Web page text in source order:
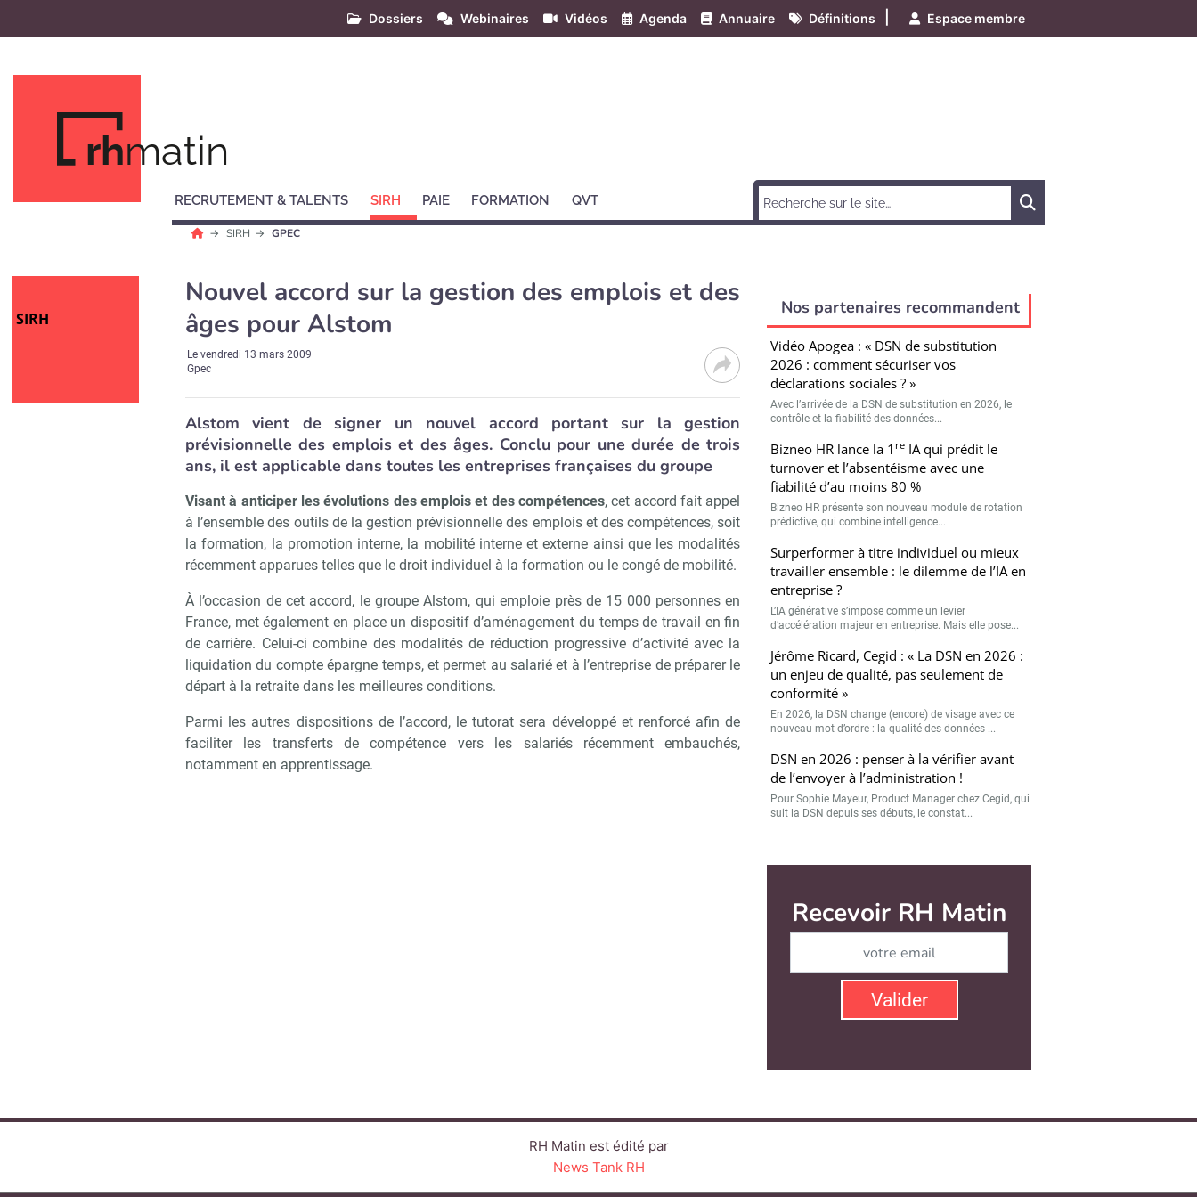
Dossiers Webinaires Vidéos Agenda Annuaire Définitions Espace membre
rhmatin
RECRUTEMENT & TALENTS SIRH PAIE FORMATION QVT
SIRH GPEC
SIRH
Nouvel accord sur la gestion des emplois et des
âges pour Alstom
Levendredi 13 mars 2009
Gpec
Alstom vient de signer un nouvel accord portant sur la gestion
prévisionnelle des emplois et des âges. Conclu pour une durée de trois
ans, il est applicable dans toutes les entreprises françaises du groupe
Visant à anticiper les évolutions des emplois et des compétences, cet accord fait appel
à l’ensemble des outils de la gestion prévisionnelle des emplois et des compétences, soit
la formation, la promotion interne, la mobilité interne et externe ainsi que les modalités
récemment apparues telles que le droit individuel à la formation ou le congé de mobilité.
À l’occasion de cet accord, le groupe Alstom, qui emploie près de 15 000 personnes en
France, met également en place un dispositif d’aménagement du temps de travail en fin
de carrière. Celui-ci combine des modalités de réduction progressive d’activité avec la
liquidation du compte épargne temps, et permet au salarié et à l’entreprise de préparer le
départ à la retraite dans les meilleures conditions.
Parmi les autres dispositions de l’accord, le tutorat sera développé et renforcé afin de
faciliter les transferts de compétence vers les salariés récemment embauchés,
notamment en apprentissage.
Nos partenaires recommandent
Vidéo Apogea : « DSN de substitution
2026 : comment sécuriser vos
déclarations sociales ? »
Avec l’arrivée de la DSN de substitution en 2026, le
contrôle et la fiabilité des données...
Bizneo HR lance la 1 reIA qui prédit le
turnover et l’absentéisme avec une
fiabilité d’au moins 80 %
Bizneo HR présente son nouveau module de rotation
prédictive, qui combine intelligence...
Surperformer à titre individuel ou mieux
travailler ensemble : le dilemme de l’IA en
entreprise ?
L’IA générative s’impose comme un levier
d’accélération majeur en entreprise. Mais elle pose...
Jérôme Ricard, Cegid : « La DSN en 2026 :
un enjeu de qualité, pas seulement de
conformité »
En 2026, la DSN change (encore) de visage avec ce
nouveau mot d’ordre : la qualité des données ...
DSN en 2026 : penser à la vérifier avant
de l’envoyer à l’administration !
Pour Sophie Mayeur, Product Manager chez Cegid, qui
suit la DSN depuis ses débuts, le constat...
Recevoir RH Matin
Valider
RH Matin est édité par
News Tank RH